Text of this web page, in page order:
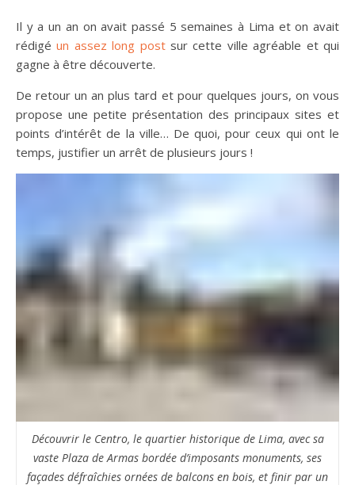
Il y a un an on avait passé 5 semaines à Lima et on avait
rédigéun assez long postsur cette ville agréable et qui
gagne à être découverte.
De retour un an plus tard et pour quelques jours, on vous
propose une petite présentation des principaux sites et
points d’intérêt de la ville… De quoi, pour ceux qui ont le
temps, justifier un arrêt de plusieurs jours !
Découvrir le Centro, le quartier historique de Lima, avec sa
vaste Plaza de Armas bordée d’imposants monuments, ses
façades défraîchies ornées de balcons en bois, et finir par un